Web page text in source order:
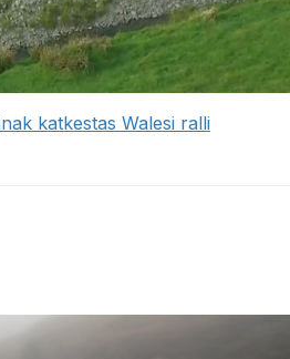
katkestas Walesi ralli